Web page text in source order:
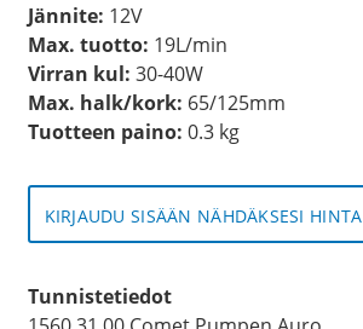
Jännite: 12V
Max. tuotto: 19L/min
Virran kul: 30-40W
Max. halk/kork: 65/125mm
Tuotteen paino: 0.3 kg
KIRJAUDU SISÄÄN NÄHDÄKSESI HINTA
Tunnistetiedot